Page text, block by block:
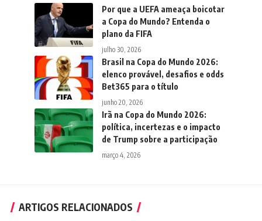
Por que a UEFA ameaça boicotar
a Copa do Mundo? Entenda o
plano da FIFA
julho 30, 2026
Brasil na Copa do Mundo 2026:
elenco provável, desafios e odds
Bet365 para o título
junho 20, 2026
Irã na Copa do Mundo 2026:
política, incertezas e o impacto
de Trump sobre a participação
março 4, 2026
ARTIGOS RELACIONADOS